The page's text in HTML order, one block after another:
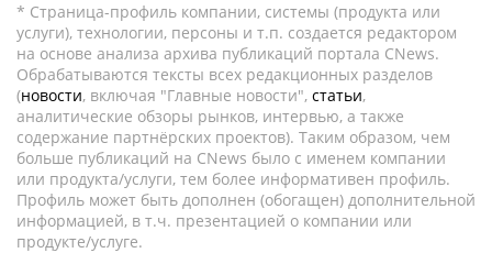
* Страница-профиль компании, системы (продукта или
услуги), технологии, персоны и т.п. создается редактором
на основе анализа архива публикаций портала CNews.
Обрабатываются тексты всех редакционных разделов
(новости, включая "Главные новости", статьи,
аналитические обзоры рынков, интервью, а также
содержание партнёрских проектов). Таким образом, чем
больше публикаций на CNews было с именем компании
или продукта/услуги, тем более информативен профиль.
Профиль может быть дополнен (обогащен) дополнительной
информацией, в т.ч. презентацией о компании или
продукте/услуге.